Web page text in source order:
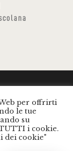
VOLE (®)
Cookies
per offrirti
le tue
su
i cookie.
dei cookie"